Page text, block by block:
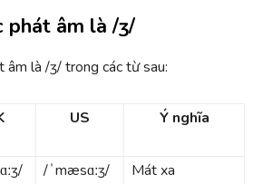
phát âm là /ʒ/
âm là /ʒ/ trong các từ sau:
US Ý nghĩa
/ˈmæsɑːʒ/ Mát xa